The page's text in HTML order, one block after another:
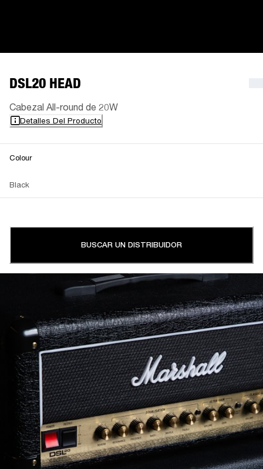
DSL20 HEAD
Cabezal All-round de 20W
Detalles Del Producto
Colour
Black
BUSCAR UN DISTRIBUIDOR